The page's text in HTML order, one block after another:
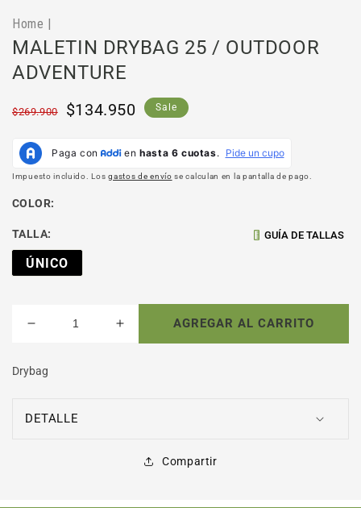
1
una
modal
Home |
MALETIN DRYBAG 25 / OUTDOOR
ADVENTURE
Precio
$269.900
Precio
oferta
$134.950 Sale
Impuesto incluido. Losgastos de envío se calculan en la pantalla de pago.
COLOR:
TALLA: GUÍA DE TALLAS
ÚNICO
Reducir
para
MALETIN
25
Aumentar
cantidad
ADVENTURE
AGREGAR AL CARRITO
Drybag
DETALLE
Compartir